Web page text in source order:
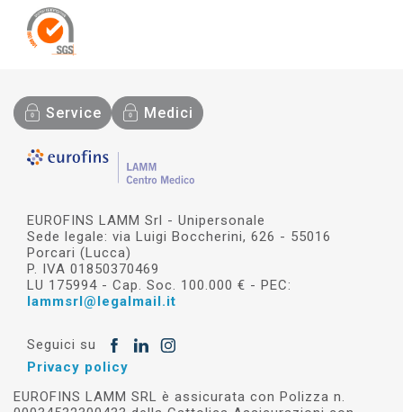
Service Medici
EUROFINS LAMM Srl - Unipersonale
Sede legale: via Luigi Boccherini, 626 - 55016
Porcari (Lucca)
P. IVA 01850370469
LU 175994 - Cap. Soc. 100.000 € - PEC:
lammsrl@legalmail.it
Seguici su
Privacy policy
EUROFINS LAMM SRL è assicurata con Polizza n.